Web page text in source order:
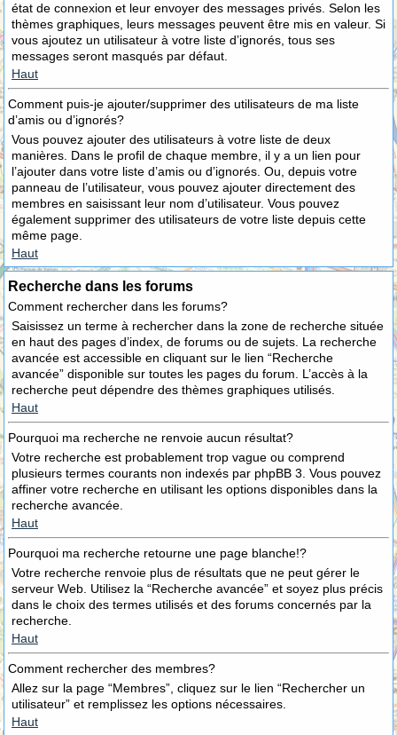
état de connexion et leur envoyer des messages privés. Selon les
thèmes graphiques, leurs messages peuvent être mis en valeur. Si
vous ajoutez un utilisateur à votre liste d’ignorés, tous ses
messages seront masqués par défaut.
Haut
Comment puis-je ajouter/supprimer des utilisateurs de ma liste
d’amis ou d’ignorés?
Vous pouvez ajouter des utilisateurs à votre liste de deux
manières. Dans le profil de chaque membre, il y a un lien pour
l’ajouter dans votre liste d’amis ou d’ignorés. Ou, depuis votre
panneau de l’utilisateur, vous pouvez ajouter directement des
membres en saisissant leur nom d’utilisateur. Vous pouvez
également supprimer des utilisateurs de votre liste depuis cette
même page.
Haut
Recherche dans les forums
Comment rechercher dans les forums?
Saisissez un terme à rechercher dans la zone de recherche située
en haut des pages d’index, de forums ou de sujets. La recherche
avancée est accessible en cliquant sur le lien “Recherche
avancée” disponible sur toutes les pages du forum. L’accès à la
recherche peut dépendre des thèmes graphiques utilisés.
Haut
Pourquoi ma recherche ne renvoie aucun résultat?
Votre recherche est probablement trop vague ou comprend
plusieurs termes courants non indexés par phpBB 3. Vous pouvez
affiner votre recherche en utilisant les options disponibles dans la
recherche avancée.
Haut
Pourquoi ma recherche retourne une page blanche!?
Votre recherche renvoie plus de résultats que ne peut gérer le
serveur Web. Utilisez la “Recherche avancée” et soyez plus précis
dans le choix des termes utilisés et des forums concernés par la
recherche.
Haut
Comment rechercher des membres?
Allez sur la page “Membres”, cliquez sur le lien “Rechercher un
utilisateur” et remplissez les options nécessaires.
Haut